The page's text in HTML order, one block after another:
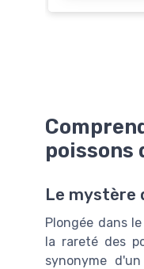
poissons
Le mystère
Plongée dans
la rareté des
synonyme